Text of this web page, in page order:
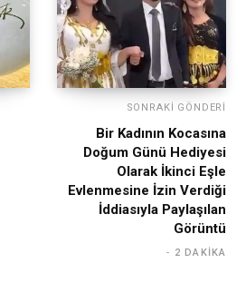
SONRAKI GÖNDERI
Bir Kadının Kocasına
Doğum Günü Hediyesi
Olarak İkinci Eşle
Evlenmesine İzin Verdiği
İddiasıyla Paylaşılan
Görüntü
2 DAKIKA